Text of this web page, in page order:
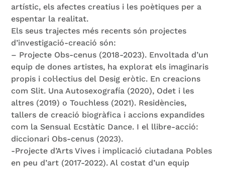
artístic, els afectes creatius i les poètiques per a
espentar la realitat.
Els seus trajectes més recents són projectes
d’investigació-creació són:
– Projecte Obs-cenus (2018-2023). Envoltada d’un
equip de dones artistes, ha explorat els imaginaris
propis i col·lectius del Desig eròtic. En creacions
com Slit. Una Autosexografía (2020), Odet i les
altres (2019) o Touchless (2021). Residències,
tallers de creació biogràfica i accions expandides
com la Sensual Ecstàtic Dance. I el llibre-acció:
diccionari Obs-cenus (2023).
-Projecte d’Arts Vives i implicació ciutadana Pobles
en peu d’art (2017-2022). Al costat d’un equip